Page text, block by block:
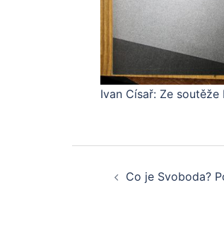
Ivan Císař: Ze
Co je Svoboda?